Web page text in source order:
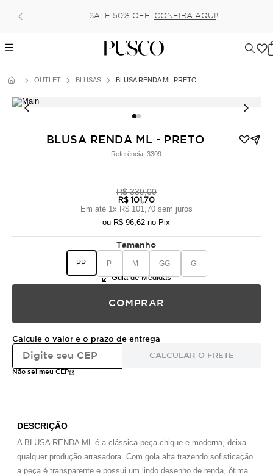
SALE 50% OFF: CONFIRA AQUI !
OUTLET BLUSAS BLUSA RENDA ML PRETO
BLUSA RENDA ML - PRETO
Referência:3309
R$ 339,00
R$ 101,70
Em até 1x R$ 101,70 sem juros
ou R$ 96,62 no Pix
Tamanho
PP P M GG G
Guia de Medidas
COMPRAR
Calcule o valor e o prazo de entrega
CALCULAR O FRETE
Não sei meu CEP
DESCRIÇÃO
A BLUSA RENDA ML é a clássica peça chique e moderna, deixa
qualquer produção arrasadora. Com gola alta trazendo sofisticação
a peça é transparente e possui um lindo desenho de renda, ótima